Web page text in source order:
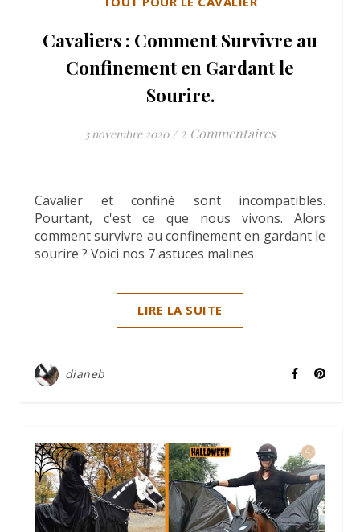
Cavaliers : Comment Survivre au
Confinement en Gardant le
Sourire.
3 novembre 2020 / 2 Commentaires
Cavalier et confiné sont incompatibles.
Pourtant, c'est ce que nous vivons. Alors
comment survivre au confinement en gardant le
sourire ? Voici nos 7 astuces malines
LIRE LA SUITE
dianeb